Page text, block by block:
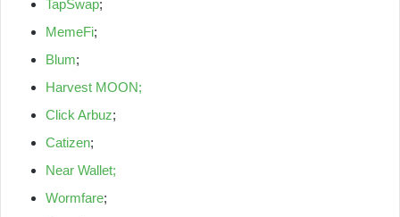
TapSwap;
MemeFi;
Blum;
Harvest MOON;
Click Arbuz;
Catizen;
Near Wallet;
Wormfare;